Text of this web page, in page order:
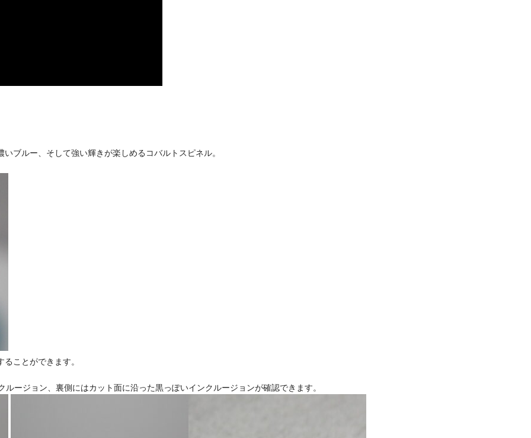
ブルー、そして強い輝きが楽しめるコバルトスピネル。
ことができます。
ージョン、裏側にはカット面に沿った黒っぽいインクルージョンが確認できます。